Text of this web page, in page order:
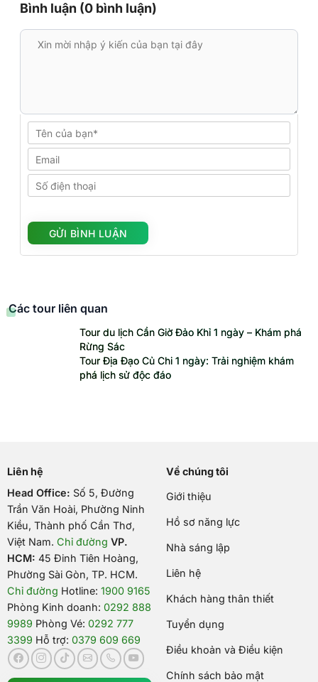
Bình luận (0 bình luận)
Các tour liên quan
Tour du lịch Cần Giờ Đảo Khỉ 1 ngày – Khám phá
Rừng Sác
Tour Địa Đạo Củ Chi 1 ngày: Trải nghiệm khám
phá lịch sử độc đáo
Liên hệ
Head Office: Số 5, Đường
Trần Văn Hoài, Phường Ninh
Kiều, Thành phố Cần Thơ,
Việt Nam. Chỉ đường VP.
HCM: 45 Đinh Tiên Hoàng,
Phường Sài Gòn, TP. HCM.
Chỉ đường Hotline: 1900 9165
Phòng Kinh doanh: 0292 888
9989 Phòng Vé: 0292 777
3399 Hỗ trợ: 0379 609 669
Về chúng tôi
Giới thiệu
Hồ sơ năng lực
Nhà sáng lập
Liên hệ
Khách hàng thân thiết
Tuyển dụng
Điều khoản và Điều kiện
Chính sách bảo mật